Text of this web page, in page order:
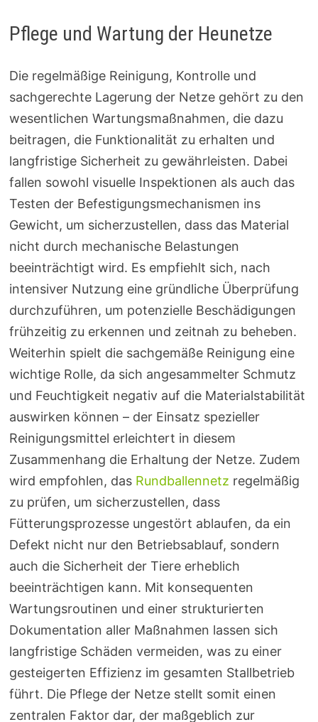
Pflege und Wartung der Heunetze
Die regelmäßige Reinigung, Kontrolle und
sachgerechte Lagerung der Netze gehört zu den
wesentlichen Wartungsmaßnahmen, die dazu
beitragen, die Funktionalität zu erhalten und
langfristige Sicherheit zu gewährleisten. Dabei
fallen sowohl visuelle Inspektionen als auch das
Testen der Befestigungsmechanismen ins
Gewicht, um sicherzustellen, dass das Material
nicht durch mechanische Belastungen
beeinträchtigt wird. Es empfiehlt sich, nach
intensiver Nutzung eine gründliche Überprüfung
durchzuführen, um potenzielle Beschädigungen
frühzeitig zu erkennen und zeitnah zu beheben.
Weiterhin spielt die sachgemäße Reinigung eine
wichtige Rolle, da sich angesammelter Schmutz
und Feuchtigkeit negativ auf die Materialstabilität
auswirken können – der Einsatz spezieller
Reinigungsmittel erleichtert in diesem
Zusammenhang die Erhaltung der Netze. Zudem
wird empfohlen, das Rundballennetz regelmäßig
zu prüfen, um sicherzustellen, dass
Fütterungsprozesse ungestört ablaufen, da ein
Defekt nicht nur den Betriebsablauf, sondern
auch die Sicherheit der Tiere erheblich
beeinträchtigen kann. Mit konsequenten
Wartungsroutinen und einer strukturierten
Dokumentation aller Maßnahmen lassen sich
langfristige Schäden vermeiden, was zu einer
gesteigerten Effizienz im gesamten Stallbetrieb
führt. Die Pflege der Netze stellt somit einen
zentralen Faktor dar, der maßgeblich zur